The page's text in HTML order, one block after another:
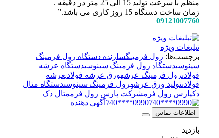
منظم با سرعت تولید 15 الی 25 متر در دقیقه .
زمان ساخت دستگاه 15 روز کاری می باشد.”
09121007760
تبلیغات ویژه
برچسب‌ها:رول فرمینگسازنده دستگاه رول فرمینگ
سینوسیدستگاه رول فرمینگ سینوسیدستگاه عرشه
رول فرمینگ عرشهورق عرشه فولادی عرشه
تولید ورق عرشهرول فرمینگ سینوسیدستگاه متال
پارس رول فرم شرکت پارس رول فرم متال دک
0990****740
آگهی دهنده
اطلاعات تماس